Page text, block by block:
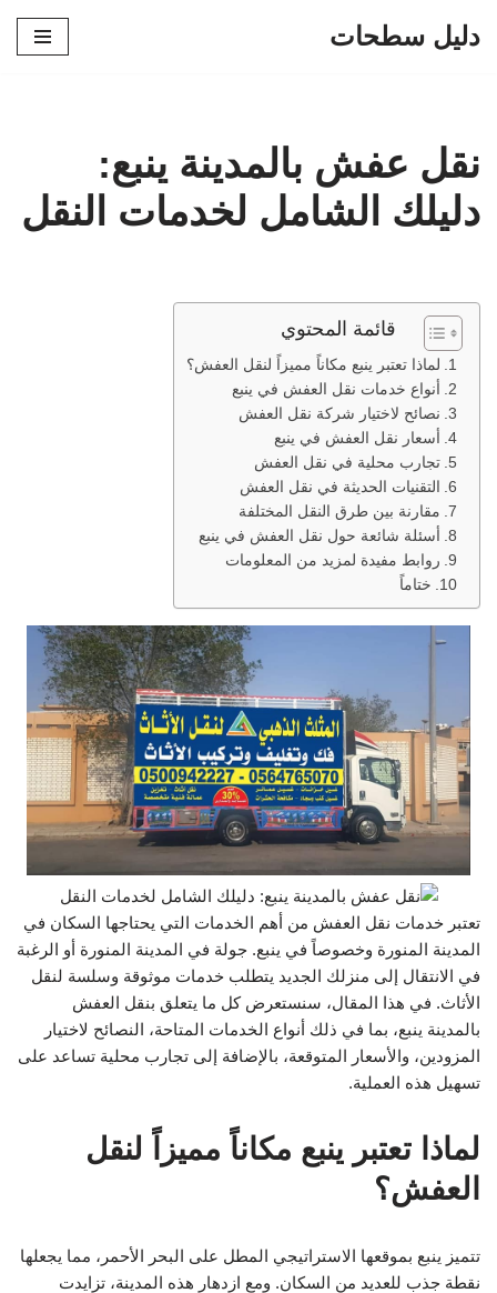
دليل سطحات
نقل عفش بالمدينة ينبع:
دليلك الشامل لخدمات النقل
قائمة المحتوي
لماذا تعتبر ينبع مكاناً مميزاً لنقل العفش؟
أنواع خدمات نقل العفش في ينبع
نصائح لاختيار شركة نقل العفش
أسعار نقل العفش في ينبع
تجارب محلية في نقل العفش
التقنيات الحديثة في نقل العفش
مقارنة بين طرق النقل المختلفة
أسئلة شائعة حول نقل العفش في ينبع
روابط مفيدة لمزيد من المعلومات
ختاماً
تعتبر خدمات نقل العفش من أهم الخدمات التي يحتاجها السكان في
المدينة المنورة وخصوصاً في ينبع. جولة في المدينة المنورة أو الرغبة
في الانتقال إلى منزلك الجديد يتطلب خدمات موثوقة وسلسة لنقل
الأثاث. في هذا المقال، سنستعرض كل ما يتعلق بنقل العفش
بالمدينة ينبع، بما في ذلك أنواع الخدمات المتاحة، النصائح لاختيار
المزودين، والأسعار المتوقعة، بالإضافة إلى تجارب محلية تساعد على
تسهيل هذه العملية.
لماذا تعتبر ينبع مكاناً مميزاً لنقل
العفش؟
تتميز ينبع بموقعها الاستراتيجي المطل على البحر الأحمر، مما يجعلها
نقطة جذب للعديد من السكان. ومع ازدهار هذه المدينة، تزايدت